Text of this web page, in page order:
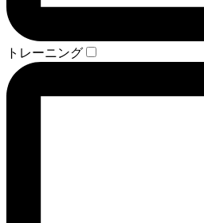
トレーニング